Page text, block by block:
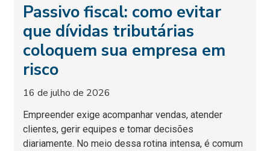
Passivo fiscal: como evitar
que dívidas tributárias
coloquem sua empresa em
risco
16 de julho de 2026
Empreender exige acompanhar vendas, atender
clientes, gerir equipes e tomar decisões
diariamente. No meio dessa rotina intensa, é comum